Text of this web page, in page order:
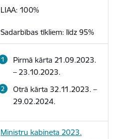
LIAA: 100%
Sadarbības tīkliem: līdz 95%
Pirmā kārta 21.09.2023.
– 23.10.2023.
Otrā kārta 32.11.2023. –
29.02.2024.
Ministru kabineta 2023.